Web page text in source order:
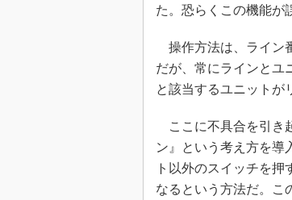
た。恐らくこの機能が
操作方法は、ライン
だが、常にラインとユ
と該当するユニットが
ここに不具合を引き
ン』という考え方を導
ト以外のスイッチを
なるという方法だ。こ